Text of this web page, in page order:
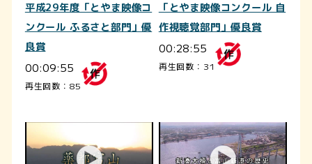
平成29年度「とやま映像コ
ンクール ふるさと部門」優
良賞
00:09:55
再生回数：85
「とやま映像コンクール 自
作視聴覚部門」優良賞
00:28:55
再生回数：31